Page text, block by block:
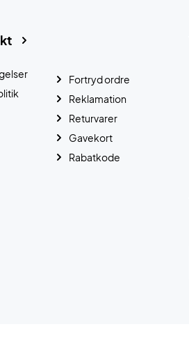
Fortryd ordre
Reklamation
Returvarer
Gavekort
Rabatkode